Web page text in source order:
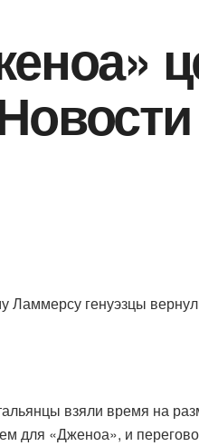
генуэзцы
взяли время на
для «Дженоа», и